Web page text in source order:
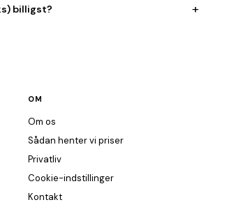
billigst? +
OM
Om os
Sådan henter vi priser
Privatliv
Cookie-indstillinger
Kontakt